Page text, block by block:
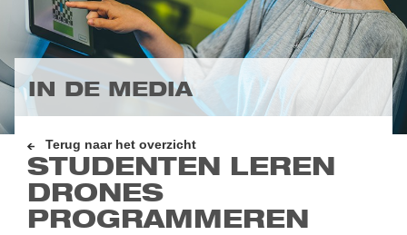
IN DE MEDIA
Terug naar het overzicht
STUDENTEN LEREN
DRONES
PROGRAMMEREN